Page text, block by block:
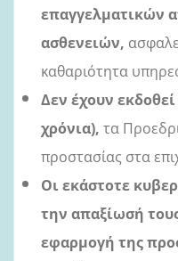
επαγγελματικών
ασθενειών,
καθαριότητα
Δεν έχουν
χρόνια), τα
προστασίας στα
Οι εκάστοτε
την απαξίωσή
εφαρμογή της